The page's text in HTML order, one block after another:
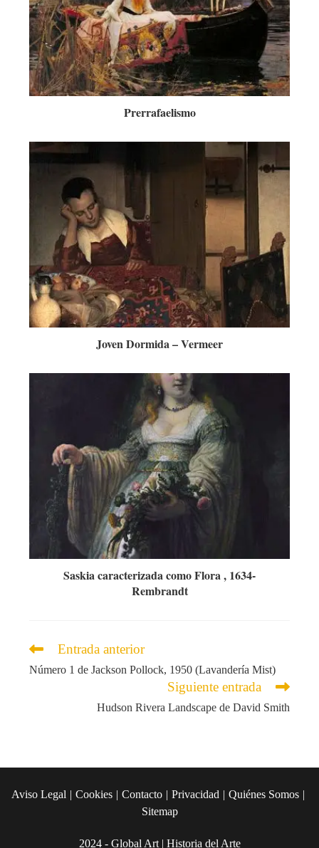
Prerrafaelismo
Joven Dormida – Vermeer
Saskia caracterizada como Flora , 1634-
Rembrandt
Leer
más
artículos
Entrada anterior
Número 1 de Jackson Pollock, 1950 (Lavandería Mist)
Siguiente entrada
Hudson Rivera Landscape de David Smith
Aviso Legal Cookies Contacto Privacidad
Quiénes Somos
Sitemap
2024 - Global Art | Historia del Arte